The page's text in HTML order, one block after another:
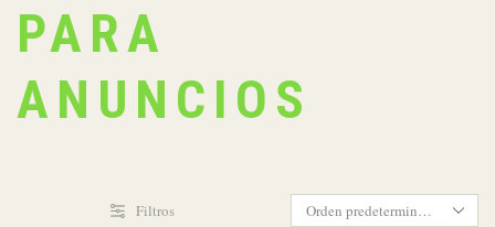
PARA
ANUNCIOS
Filtros